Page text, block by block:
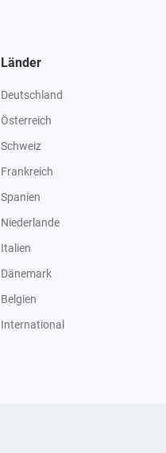
Länder
Deutschland
Österreich
Schweiz
Frankreich
Spanien
Niederlande
Italien
Dänemark
Belgien
International